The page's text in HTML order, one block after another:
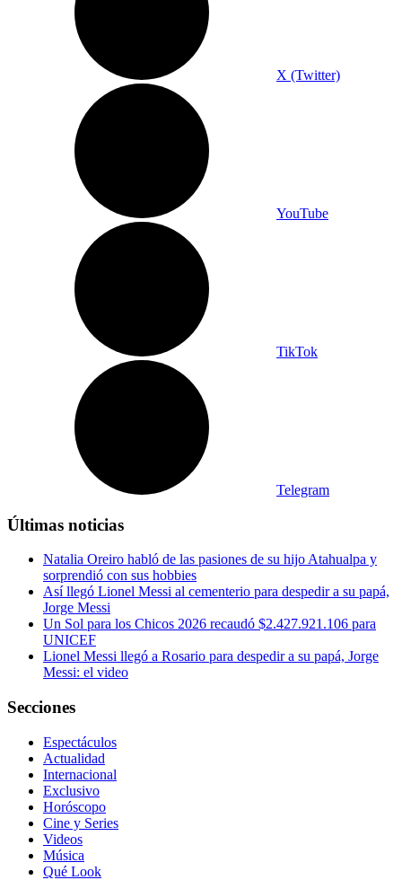
X (Twitter)
YouTube
TikTok
Telegram
Últimas noticias
Natalia Oreiro habló de las pasiones de su hijo Atahualpa y
sorprendió con sus hobbies
Así llegó Lionel Messi al cementerio para despedir a su papá,
Jorge Messi
Un Sol para los Chicos 2026 recaudó $2.427.921.106 para
UNICEF
Lionel Messi llegó a Rosario para despedir a su papá, Jorge
Messi: el video
Secciones
Espectáculos
Actualidad
Internacional
Exclusivo
Horóscopo
Cine y Series
Videos
Música
Qué Look